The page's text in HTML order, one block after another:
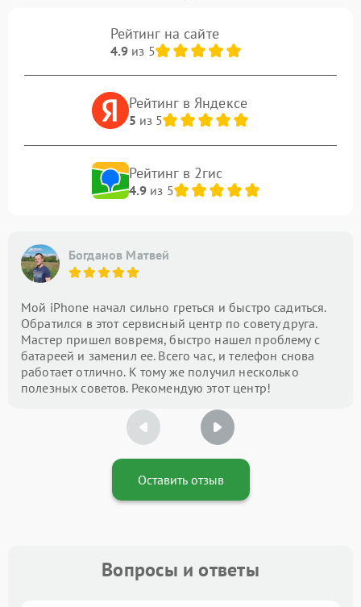
Рейтинг на сайте
4.9из 5
Рейтинг в Яндексе
5 из 5
Рейтинг в 2гис
4.9из 5
Богданов Матвей
Мой iPhone начал сильно греться и быстро садиться.
Обратился в этот сервисный центр по совету друга.
Мастер пришел вовремя, быстро нашел проблему с
батареей и заменил ее. Всего час, и телефон снова
работает отлично. К тому же получил несколько
полезных советов. Рекомендую этот центр!
Оставить отзыв
Вопросы и ответы